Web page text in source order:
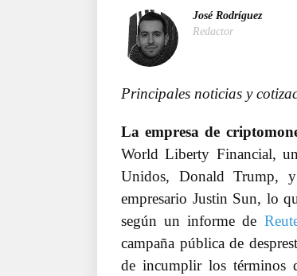
José Rodríguez
Redactor
Principales noticias y
La empresa de
World Liberty Financial,
Unidos, Donald Trump,
empresario Justin Sun, lo
según un informe de
campaña pública de
de incumplir los términos